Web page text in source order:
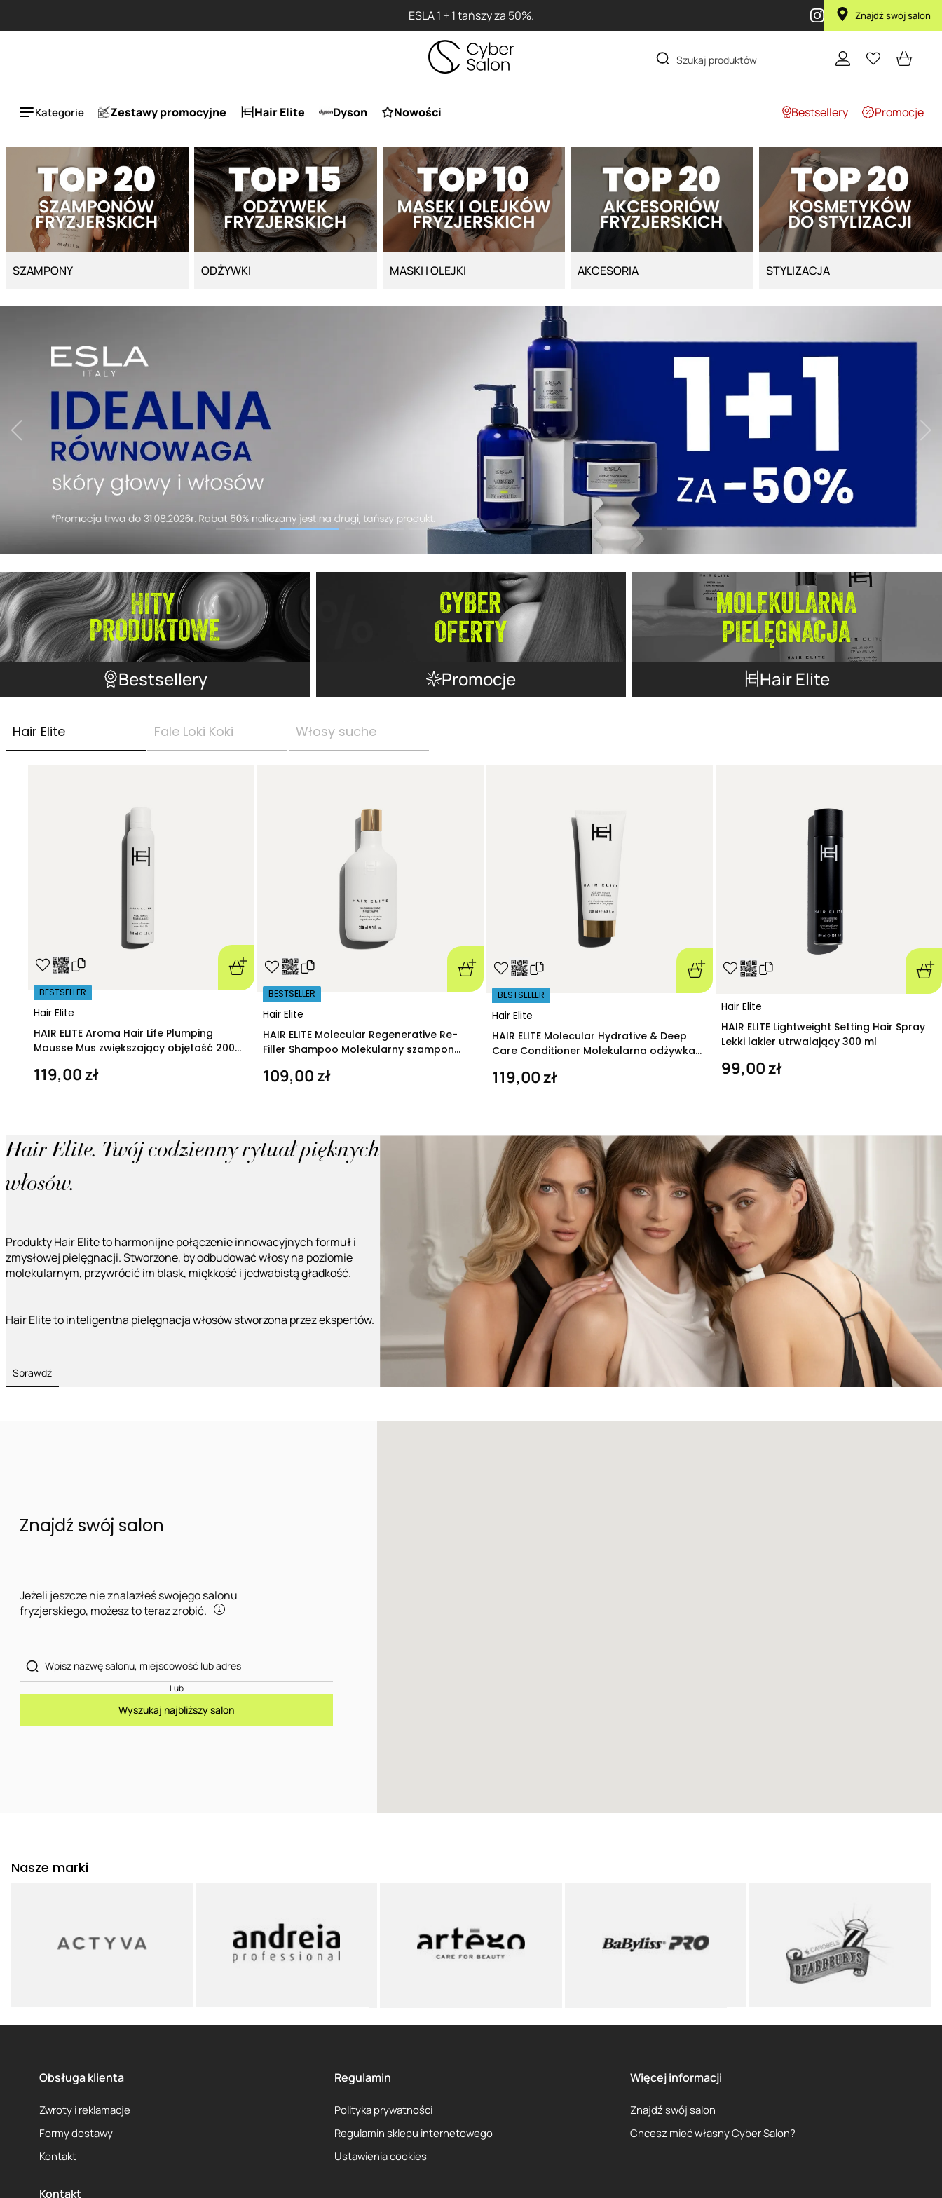
Przy zakupie produktu Artego Maska Lola za 1 żł Znajdź swój salon
Kategorie Zestawy promocyjne Hair Elite Dyson Nowości Bestsellery Promocje
SZAMPONY ODŻYWKI MASKI I OLEJKI AKCESORIA STYLIZACJA
Bestsellery Promocje Hair Elite
Hair Elite Fale Loki Koki Włosy suche
Hair Elite
BESTSELLER
HAIR ELITE Aroma Hair Life Plumping
Mousse Mus zwiększający objętość 200
119,00 zł
Hair Elite
BESTSELLER
HAIR ELITE Molecular Regenerative Re-
Filler Shampoo Molekularny szampon
109,00 zł
Hair Elite
BESTSELLER
HAIR ELITE Molecular Hydrative & Deep
Care Conditioner Molekularna odżywka
119,00 zł
Hair Elite
HAIR ELITE Lightweight Setting Hair Spray
Lekki lakier utrwalający 300 ml
99,00 zł
Hair Elite. Twój codzienny rytuał pięknych
włosów.
Produkty Hair Elite to harmonijne połączenie innowacyjnych formuł i
zmysłowej pielęgnacji. Stworzone, by odbudować włosy na poziomie
molekularnym, przywrócić im blask, miękkość i jedwabistą gładkość.
Hair Elite to inteligentna pielęgnacja włosów stworzona przez ekspertów.
Sprawdź
Znajdź swój salon
Jeżeli jeszcze nie znalazłeś swojego salonu
fryzjerskiego, możesz to teraz zrobić.
Lub
Wyszukaj najbliższy salon
Nasze marki
Obsługa klienta
Zwroty i reklamacje
Formy dostawy
Kontakt
Regulamin
Polityka prywatności
Regulamin sklepu internetowego
Ustawienia cookies
Więcej informacji
Znajdź swój salon
Chcesz mieć własny Cyber Salon?
Kontakt